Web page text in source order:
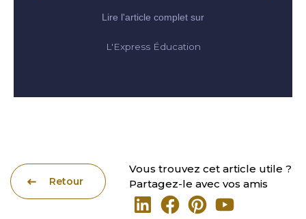
Lire l'article complet sur
L'Express Éducation
Retour
Vous trouvez cet article utile ?
Partagez-le avec vos amis